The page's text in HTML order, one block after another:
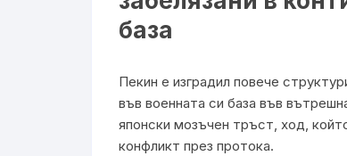
база
Пекин е изградил повече
във военната си база във
японски мозъчен тръст, ход,
конфликт през протока.